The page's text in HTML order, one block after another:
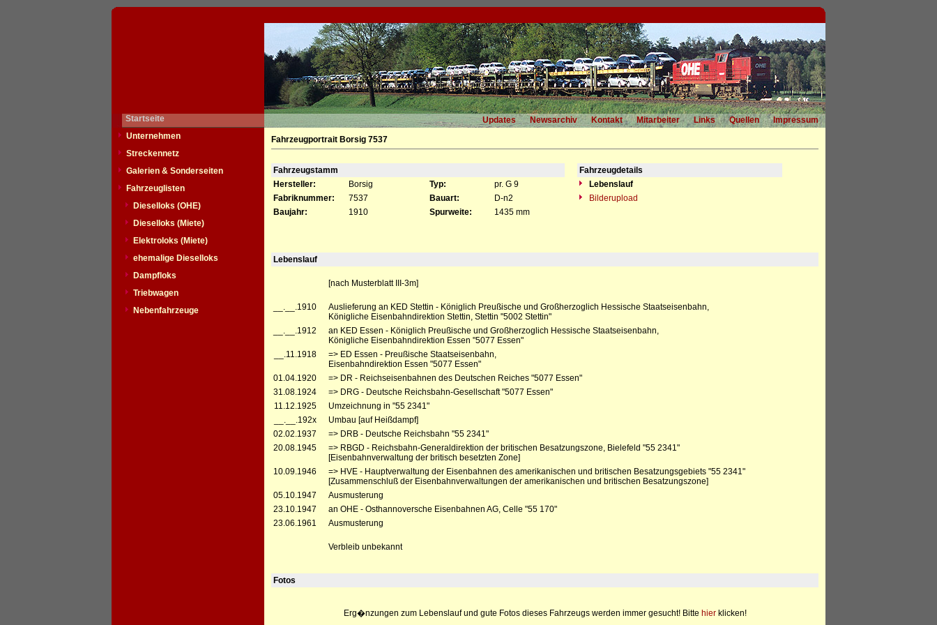
Startseite Updates Newsarchiv Kontakt Mitarbeiter Links Quellen
Impressum
Unternehmen
Streckennetz
Galerien & Sonderseiten
Fahrzeuglisten
Dieselloks (OHE)
Dieselloks (Miete)
Elektroloks (Miete)
ehemalige Dieselloks
Dampfloks
Triebwagen
Nebenfahrzeuge
Fahrzeugportrait Borsig 7537
Fahrzeugstamm
Fahrzeugdetails
Hersteller:
Borsig Typ: pr. G 9
Lebenslauf
Fabriknummer:
7537 Bauart: D-n2
Bilderupload
Baujahr:
1910 Spurweite: 1435 mm
Lebenslauf
[nach Musterblatt III-3m]
__.__.1910
Auslieferung an KED Stettin - Königlich Preußische und Großherzoglich Hessische Staatseisenbahn,
Königliche Eisenbahndirektion Stettin, Stettin "5002 Stettin"
__.__.1912
an KED Essen - Königlich Preußische und Großherzoglich Hessische Staatseisenbahn,
Königliche Eisenbahndirektion Essen "5077 Essen"
__.11.1918
=> ED Essen - Preußische Staatseisenbahn,
Eisenbahndirektion Essen "5077 Essen"
01.04.1920
=> DR - Reichseisenbahnen des Deutschen Reiches "5077 Essen"
31.08.1924
=> DRG - Deutsche Reichsbahn-Gesellschaft "5077 Essen"
11.12.1925
Umzeichnung in "55 2341"
__.__.192x
Umbau [auf Heißdampf]
02.02.1937
=> DRB - Deutsche Reichsbahn "55 2341"
20.08.1945
=> RBGD - Reichsbahn-Generaldirektion der britischen Besatzungszone, Bielefeld "55 2341"
[Eisenbahnverwaltung der britisch besetzten Zone]
10.09.1946
=> HVE - Hauptverwaltung der Eisenbahnen des amerikanischen und britischen Besatzungsgebiets "55 2341"
[Zusammenschluß der Eisenbahnverwaltungen der amerikanischen und britischen Besatzungszone]
05.10.1947
Ausmusterung
23.10.1947
an OHE - Osthannoversche Eisenbahnen AG, Celle "55 170"
23.06.1961
Ausmusterung
Verbleib unbekannt
Fotos
Erg�nzungen zum Lebenslauf und gute Fotos dieses Fahrzeugs werden immer gesucht! Bitte hierklicken!